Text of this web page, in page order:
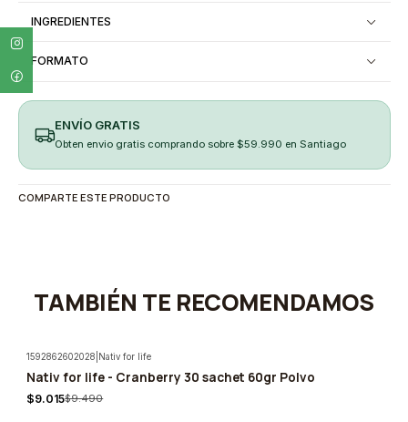
INGREDIENTES
FORMATO
ENVÍO GRATIS
Obten envio gratis comprando sobre $59.990 en Santiago
COMPARTE ESTE PRODUCTO
TAMBIÉN TE RECOMENDAMOS
-5%
1592862602028 Nativ for life
Nativ for life - Cranberry 30 sachet 60gr Polvo
$9.015$9.490